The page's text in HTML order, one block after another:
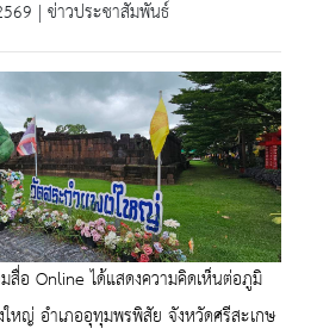
| ข่าวประชาสัมพันธ์
สื่อ Online ได้แสดงความคิดเห็นต่อภูมิ
หญ่ อำเภออุทุมพรพิสัย จังหวัดศรีสะเกษ